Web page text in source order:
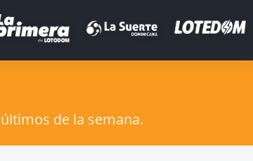
de la semana.